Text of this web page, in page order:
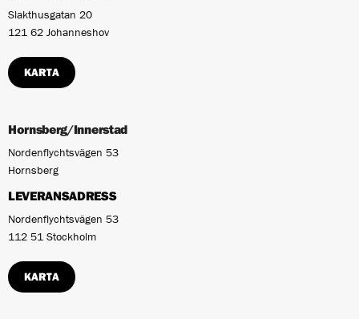
Slakthusgatan 20
121 62 Johanneshov
KARTA
Hornsberg/Innerstad
Nordenflychtsvägen 53
Hornsberg
LEVERANSADRESS
Nordenflychtsvägen 53
112 51 Stockholm
KARTA